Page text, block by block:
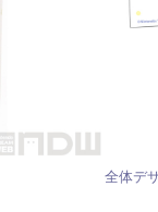
全体デ